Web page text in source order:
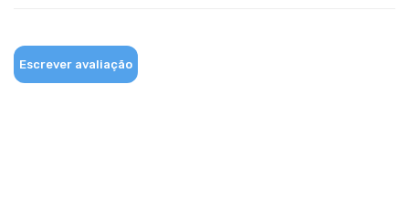
Escrever avaliação